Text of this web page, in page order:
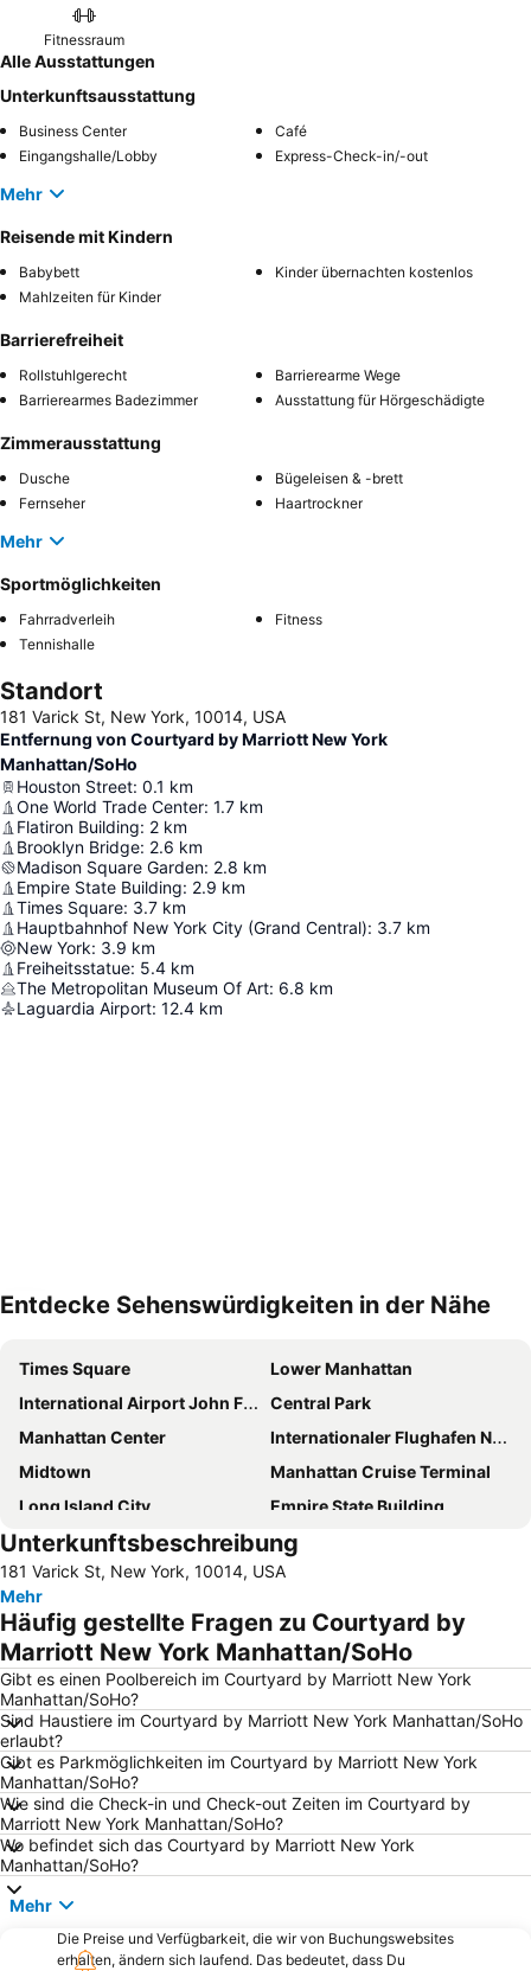
Fitnessraum
Alle Ausstattungen
Unterkunftsausstattung
Business Center
Café
Eingangshalle/Lobby
Express-Check-in/-out
Mehr
Reisende mit Kindern
Babybett
Kinder übernachten kostenlos
Mahlzeiten für Kinder
Barrierefreiheit
Rollstuhlgerecht
Barrierearme Wege
Barrierearmes Badezimmer
Ausstattung für Hörgeschädigte
Zimmerausstattung
Dusche
Bügeleisen & -brett
Fernseher
Haartrockner
Mehr
Sportmöglichkeiten
Fahrradverleih
Fitness
Tennishalle
Standort
181 Varick St, New York, 10014, USA
Entfernung von Courtyard by Marriott New York
Manhattan/SoHo
Houston Street: 0.1 km
One World Trade Center: 1.7 km
Flatiron Building: 2 km
Brooklyn Bridge: 2.6 km
Madison Square Garden: 2.8 km
Empire State Building: 2.9 km
Times Square: 3.7 km
Hauptbahnhof New York City (Grand Central): 3.7 km
New York: 3.9 km
Freiheitsstatue: 5.4 km
The Metropolitan Museum Of Art: 6.8 km
Laguardia Airport: 12.4 km
Entdecke Sehenswürdigkeiten in der Nähe
Times Square
Lower Manhattan
International Airport John F. Kennedy
Central Park
Manhattan Center
Internationaler Flughafen Newark Liberty
Midtown
Manhattan Cruise Terminal
Long Island City
Empire State Building
Financial District
New York City Marathon
SoHo
Williamsburg
Chelsea
9/11 Memorial
Penn Station
Madison Square Garden
Rockefeller Center
Brooklyn Bridge
Broadway
Harlem
Flughafen LaGuardia
Hell's Kitchen
Bryant Park
Wall Street
Upper East Side
MetLife Stadium
Upper West Side
Grand Central Terminal
Howard Beach JFK Airport Metro Station
JFK Runway Run
Chinatown New York
Unterkunftsbeschreibung
181 Varick St, New York, 10014, USA
Mehr
Häufig gestellte Fragen zu Courtyard by
Marriott New York Manhattan/SoHo
Gibt es einen Poolbereich im Courtyard by Marriott New York
Manhattan/SoHo?
Sind Haustiere im Courtyard by Marriott New York Manhattan/SoHo
erlaubt?
Gibt es Parkmöglichkeiten im Courtyard by Marriott New York
Manhattan/SoHo?
Wie sind die Check-in und Check-out Zeiten im Courtyard by
Marriott New York Manhattan/SoHo?
Wo befindet sich das Courtyard by Marriott New York
Manhattan/SoHo?
Mehr
Die Preise und Verfügbarkeit, die wir von Buchungswebsites
erhalten, ändern sich laufend. Das bedeutet, dass Du